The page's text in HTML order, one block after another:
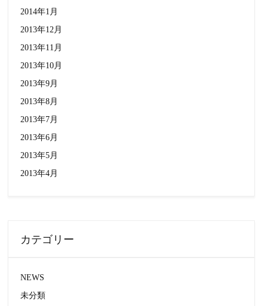
2014年1月
2013年12月
2013年11月
2013年10月
2013年9月
2013年8月
2013年7月
2013年6月
2013年5月
2013年4月
カテゴリー
NEWS
未分類